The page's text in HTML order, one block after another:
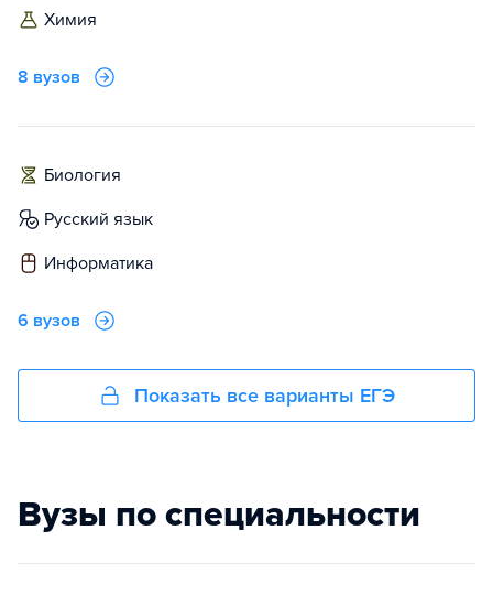
химия
8 вузов
биология
русский язык
информатика
6 вузов
Показать все варианты ЕГЭ
Вузы по специальности